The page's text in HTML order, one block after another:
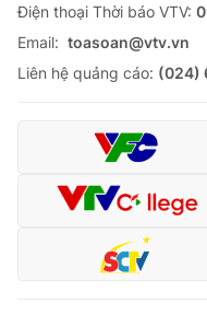
Ðiện thoại Thời báo VTV:
Email: toasoan@vtv.vn
Liên hệ quảng cáo: (024)